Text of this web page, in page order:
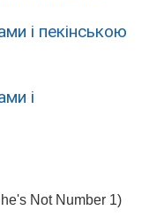
і пекінською
і